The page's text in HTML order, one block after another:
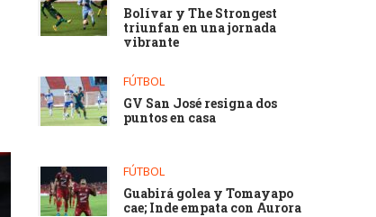
Bolívar y The Strongest
triunfan en una jornada
vibrante
FÚTBOL
GV San José resigna dos
puntos en casa
FÚTBOL
Guabirá golea y Tomayapo
cae; Inde empata con Aurora